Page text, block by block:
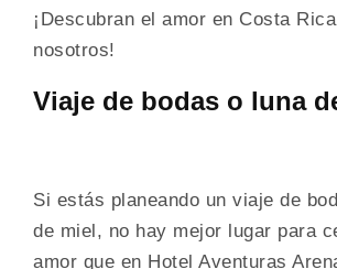
¡Descubran el amor en Costa
nosotros!
Viaje de bodas o luna
Si estás planeando un viaje de
de miel, no hay mejor lugar para
amor que en Hotel Aventuras